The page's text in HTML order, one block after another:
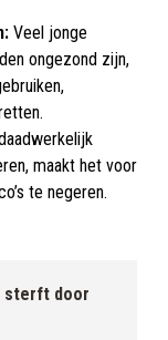
Veel jonge
ongezond zijn,
maakt het voor
te negeren.
sterft door